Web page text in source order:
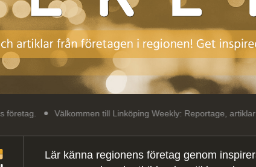
Välkommen till Linköping Weekly: Reportage, artiklar och
Lär känna regionens företag genom